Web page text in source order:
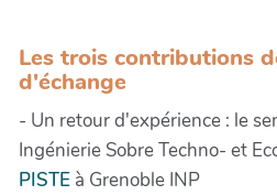
Les trois contributions
d'échange
- Un retour d'expérience : le
Ingénierie Sobre Techno- et
PISTE à Grenoble INP